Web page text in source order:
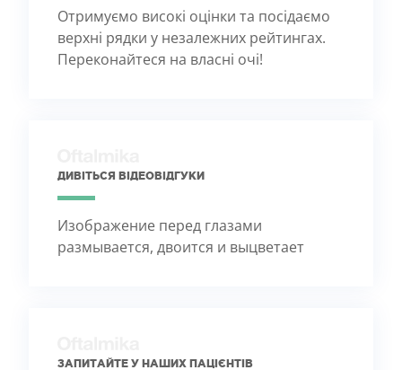
Отримуємо високі оцінки та посідаємо
верхні рядки у незалежних рейтингах.
Переконайтеся на власні очі!
ДИВІТЬСЯ ВІДЕОВІДГУКИ
Изображение перед глазами
размывается, двоится и выцветает
ЗАПИТАЙТЕ У НАШИХ ПАЦІЄНТІВ